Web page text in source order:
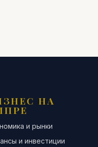
НА
и рынки
и инвестиции